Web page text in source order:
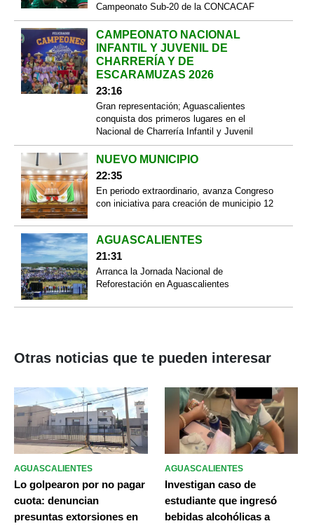
Campeonato Sub-20 de la CONCACAF
CAMPEONATO NACIONAL
INFANTIL Y JUVENIL DE
CHARRERÍA Y DE
ESCARAMUZAS 2026
23:16
Gran representación; Aguascalientes
conquista dos primeros lugares en el
Nacional de Charrería Infantil y Juvenil
NUEVO MUNICIPIO
22:35
En periodo extraordinario, avanza Congreso
con iniciativa para creación de municipio 12
AGUASCALIENTES
21:31
Arranca la Jornada Nacional de
Reforestación en Aguascalientes
Otras noticias que te pueden interesar
AGUASCALIENTES
Lo golpearon por no pagar
cuota: denuncian
presuntas extorsiones en
AGUASCALIENTES
Investigan caso de
estudiante que ingresó
bebidas alcohólicas a